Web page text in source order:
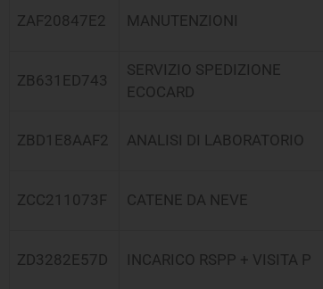
ZAF20847E2 MANUTENZIONI
ZB631ED743
SERVIZIO SPEDIZIONE
ECOCARD
ZBD1E8AAF2 ANALISI DI LABORATORIO
ZCC211073F CATENE DA NEVE
ZD3282E57D INCARICO RSPP + VISITA P